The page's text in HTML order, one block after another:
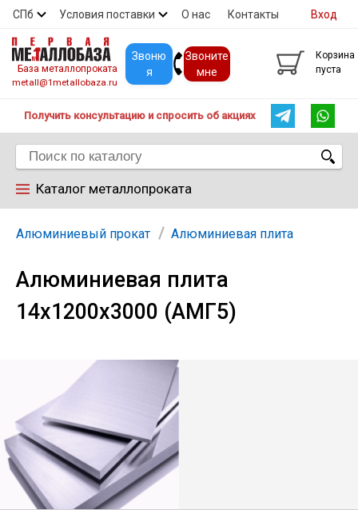
СПб Условия поставки О нас Контакты
Скидки Прайс Покупателям
Вход
База металлопроката
metall@1metallobaza.ru
Звоню
я
Звоните
мне
Корзина
пуста
Получить консультацию и спросить об акциях
Каталог металлопроката
Арматура
Труба профильная
Лист
Уголок
Балка
Алюминиевый прокат Алюминиевая плита
Алюминиевая плита
14х1200х3000 (АМГ5)